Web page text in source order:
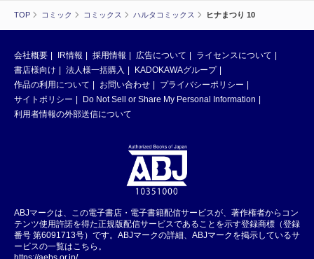
TOP コミック コミックス ハルタコミックス ヒナまつり 10
会社概要 IR情報 採用情報 広告について
ライセンスについて
書店様向け
法人様一括購入
KADOKAWAグループ
作品の利用について
お問い合わせ
プライバシーポリシー
サイトポリシー
Do Not Sell or Share My Personal Information
利用者情報の外部送信について
ABJマークは、この電子書店・電子書籍配信サービスが、著作権者からコン
テンツ使用許諾を得た正規版配信サービスであることを示す登録商標（登録
番号 第6091713号）です。ABJマークの詳細、ABJマークを掲示しているサ
ービスの一覧はこちら。